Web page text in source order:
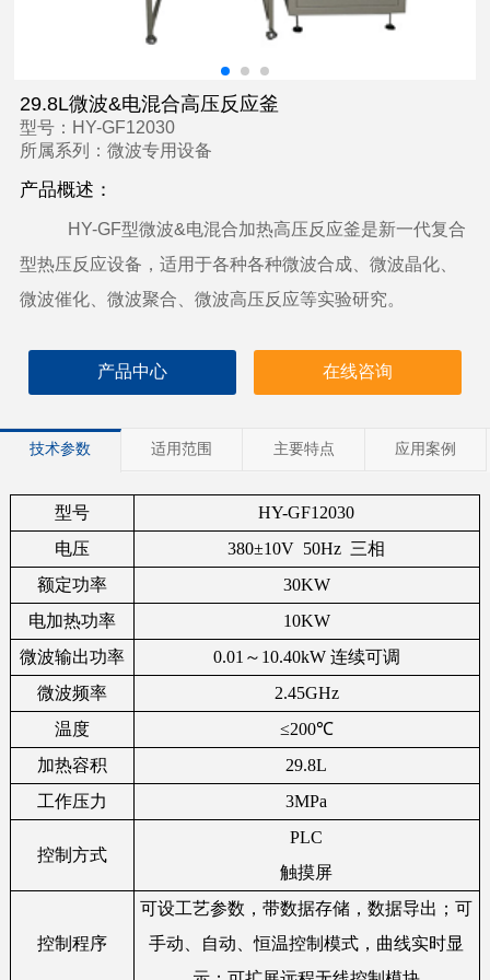
29.8L微波&电混合高压反应釜
型号：HY-GF12030
所属系列：微波专用设备
产品概述：
HY-GF型微波&电混合加热高压反应釜是新一代复合
型热压反应设备，适用于各种各种微波合成、微波晶化、
微波催化、微波聚合、微波高压反应等实验研究。
产品中心 在线咨询
技术参数 适用范围 主要特点 应用案例
型号
HY-GF12030
电压
380±10V 50Hz 三相
额定功率
30KW
电加热功率
10KW
微波输出功率
0.01～10.40kW 连续可调
微波频率
2.45GHz
温度
≤200℃
加热容积
29.8L
工作压力
3MPa
控制方式
PLC
触摸屏
控制程序
可设工艺参数，带数据存储，数据导出 ；可
手动、自动、恒温控制模式，曲线实时显